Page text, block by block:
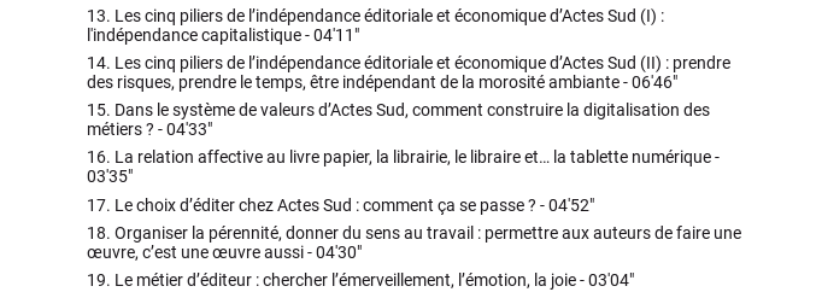
13. Les cinq piliers de l’indépendance éditoriale et économique d’Actes Sud (I) :
l'indépendance capitalistique -04'11"
14. Les cinq piliers de l’indépendance éditoriale et économique d’Actes Sud (II) : prendre
des risques, prendre le temps, être indépendant de la morosité ambiante -06'46"
15. Dans le système de valeurs d’Actes Sud, comment construire la digitalisation des
métiers ? -04'33"
16. La relation affective au livre papier, la librairie, le libraire et… la tablette numérique -
03'35"
17. Le choix d’éditer chez Actes Sud : comment ça se passe ? -04'52"
18. Organiser la pérennité, donner du sens au travail : permettre aux auteurs de faire une
œuvre, c’est une œuvre aussi -04'30"
19. Le métier d’éditeur : chercher l’émerveillement, l’émotion, la joie -03'04"